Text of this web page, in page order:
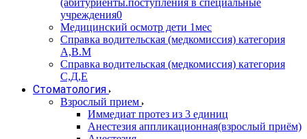
(абитуриенты.поступления в специальные
учреждения0
Медицинский осмотр дети 1мес
Справка водительская (медкомиссия) категория
А,В.М
Справка водительская (медкомиссия) категория
С,Д,Е
Стоматология
Взрослый прием
Иммедиат протез из 3 единиц
Анестезия аппликационная(взрослый приём)